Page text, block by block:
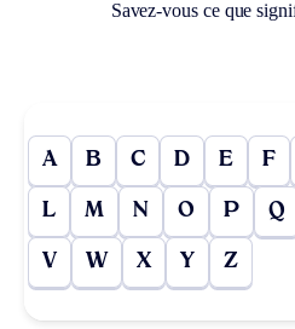
Savez-vous ce que
A B C D E F
L M N O P Q
V W X Y Z